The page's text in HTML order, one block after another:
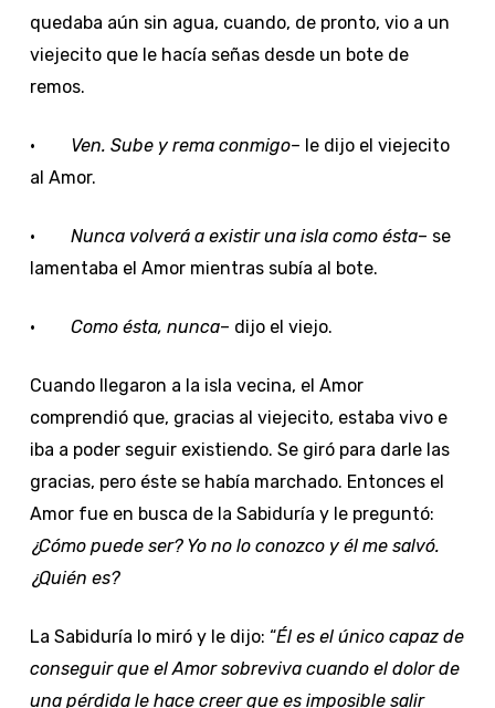
quedaba aún sin agua, cuando, de pronto, vio a un
viejecito que le hacía señas desde un bote de
remos.
· Ven. Sube y rema conmigo– le dijo el viejecito
al Amor.
· Nunca volverá a existir una isla como ésta– se
lamentaba el Amor mientras subía al bote.
· Como ésta, nunca– dijo el viejo.
Cuando llegaron a la isla vecina, el Amor
comprendió que, gracias al viejecito, estaba vivo e
iba a poder seguir existiendo. Se giró para darle las
gracias, pero éste se había marchado. Entonces el
Amor fue en busca de la Sabiduría y le preguntó:
¿Cómo puede ser? Yo no lo conozco y él me salvó.
¿Quién es?
La Sabiduría lo miró y le dijo: “Él es el único capaz de
conseguir que el Amor sobreviva cuando el dolor de
una pérdida le hace creer que es imposible salir